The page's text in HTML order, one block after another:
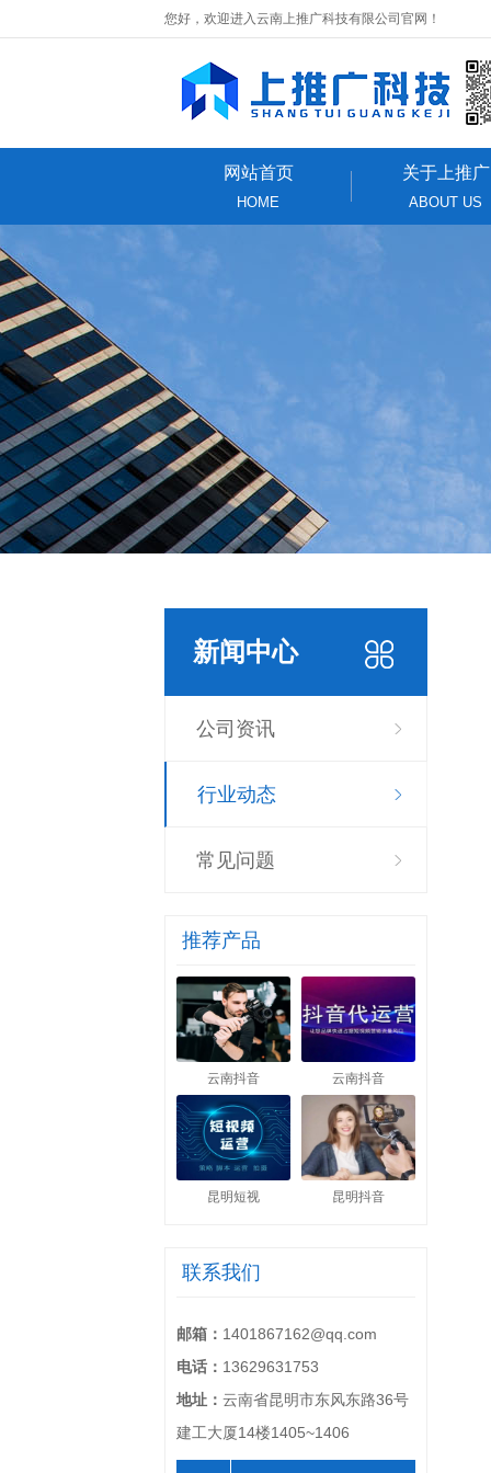
您好，欢迎进入云南上推广科技有限公司官网！
网站首页
HOME
关于上推广
ABOUT US
新闻中心
公司资讯
行业动态
常见问题
推荐产品
云南抖音 云南抖音
昆明短视 昆明抖音
联系我们
邮箱： 1401867162@qq.com
电话： 13629631753
地址： 云南省昆明市东风东路36号
建工大厦14楼1405~1406